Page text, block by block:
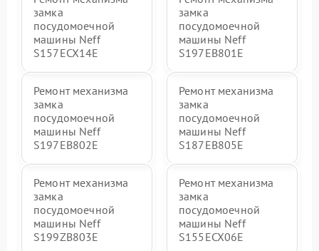
замка
посудомоечной
машины Neff
S157ECX14E
замка
посудомоечной
машины Neff
S197EB801E
Ремонт механизма
замка
посудомоечной
машины Neff
S197EB802E
Ремонт механизма
замка
посудомоечной
машины Neff
S187EB805E
Ремонт механизма
замка
посудомоечной
машины Neff
S199ZB803E
Ремонт механизма
замка
посудомоечной
машины Neff
S155ECX06E